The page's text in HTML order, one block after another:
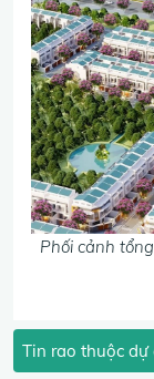
Phối cảnh
Tin rao thuộc dự